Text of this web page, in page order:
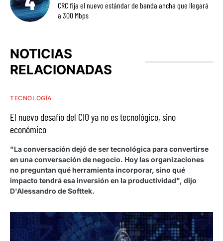
CRC fija el nuevo estándar de banda ancha que llegará
a 300 Mbps
NOTICIAS
RELACIONADAS
TECNOLOGÍA
El nuevo desafío del CIO ya no es tecnológico, sino
económico
"La conversación dejó de ser tecnológica para convertirse
en una conversación de negocio. Hoy las organizaciones
no preguntan qué herramienta incorporar, sino qué
impacto tendrá esa inversión en la productividad", dijo
D'Alessandro de Softtek.